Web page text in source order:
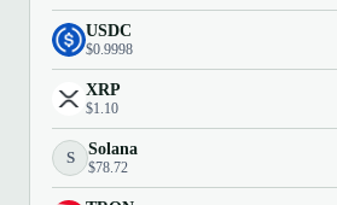
USDC
$0.9998
XRP
$1.10
S Solana
$78.72